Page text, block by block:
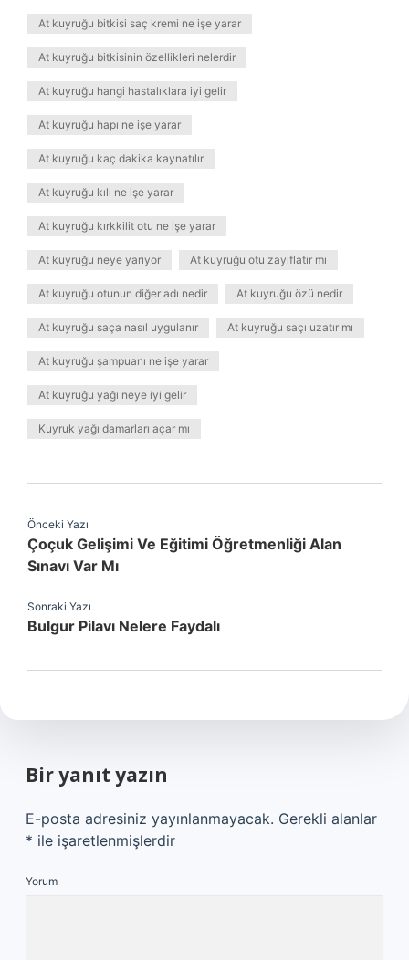
At kuyruğu bitkisi saç kremi ne işe yarar
At kuyruğu bitkisinin özellikleri nelerdir
At kuyruğu hangi hastalıklara iyi gelir
At kuyruğu hapı ne işe yarar
At kuyruğu kaç dakika kaynatılır
At kuyruğu kılı ne işe yarar
At kuyruğu kırkkilit otu ne işe yarar
At kuyruğu neye yarıyor At kuyruğu otu zayıflatır mı
At kuyruğu otunun diğer adı nedir At kuyruğu özü nedir
At kuyruğu saça nasıl uygulanır At kuyruğu saçı uzatır mı
At kuyruğu şampuanı ne işe yarar
At kuyruğu yağı neye iyi gelir
Kuyruk yağı damarları açar mı
Önceki Yazı
Çoçuk Gelişimi Ve Eğitimi Öğretmenliği Alan
Sınavı Var Mı
Sonraki Yazı
Bulgur Pilavı Nelere Faydalı
Bir yanıt yazın
E-posta adresiniz yayınlanmayacak. Gerekli alanlar
* ile işaretlenmişlerdir
Yorum